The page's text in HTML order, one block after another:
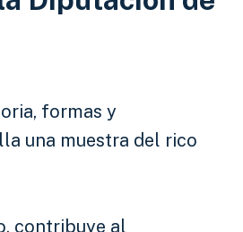
formas y
una muestra del rico
contribuye al